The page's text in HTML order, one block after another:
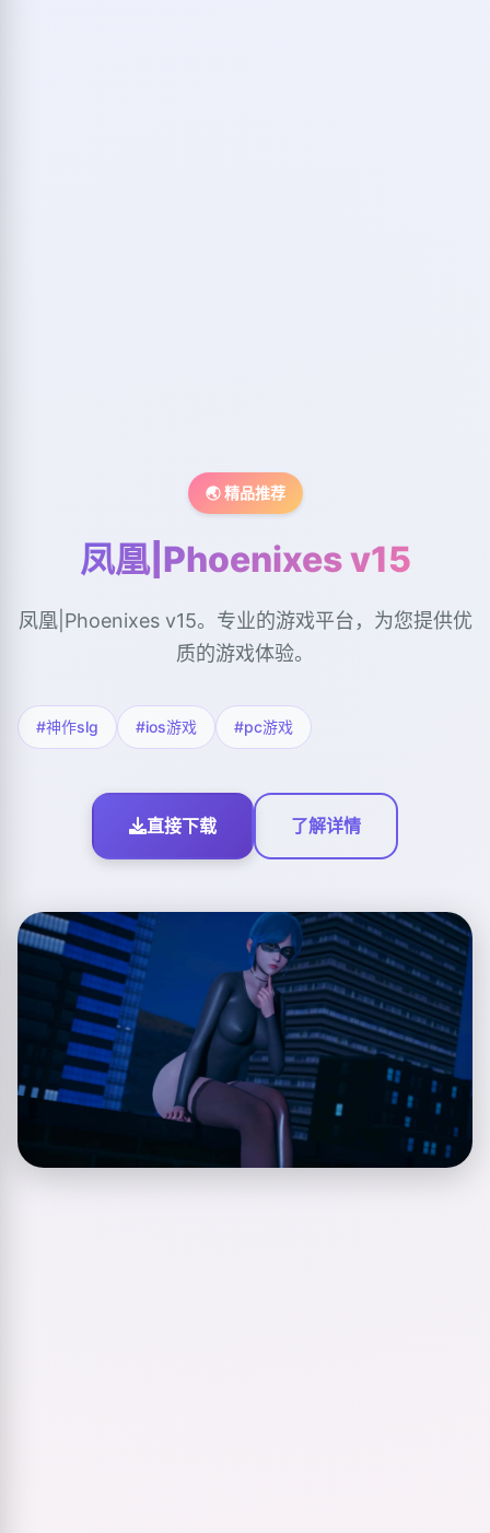
🌏 精品推荐
凤凰|Phoenixes v15
凤凰|Phoenixes v15。专业的游戏平台，为您提供优
质的游戏体验。
#神作slg #ios游戏 #pc游戏
直接下载 了解详情